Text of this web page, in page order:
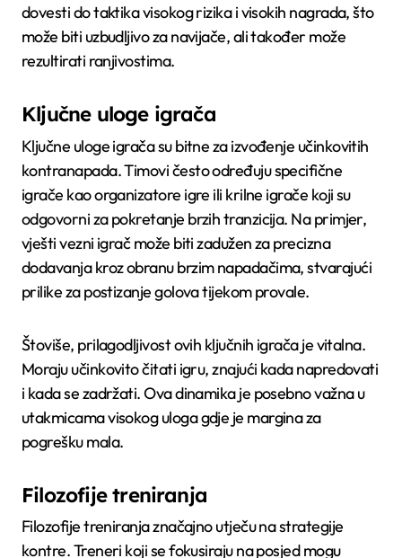
dovesti do taktika visokog rizika i visokih nagrada, što
može biti uzbudljivo za navijače, ali također može
rezultirati ranjivostima.
Ključne uloge igrača
Ključne uloge igrača su bitne za izvođenje učinkovitih
kontranapada. Timovi često određuju specifične
igrače kao organizatore igre ili krilne igrače koji su
odgovorni za pokretanje brzih tranzicija. Na primjer,
vješti vezni igrač može biti zadužen za precizna
dodavanja kroz obranu brzim napadačima, stvarajući
prilike za postizanje golova tijekom provale.
Štoviše, prilagodljivost ovih ključnih igrača je vitalna.
Moraju učinkovito čitati igru, znajući kada napredovati
i kada se zadržati. Ova dinamika je posebno važna u
utakmicama visokog uloga gdje je margina za
pogrešku mala.
Filozofije treniranja
Filozofije treniranja značajno utječu na strategije
kontre. Treneri koji se fokusiraju na posjed mogu